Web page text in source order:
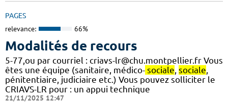
PAGES
relevance: 66%
Modalités de recours
5-77,ou par courriel : criavs-lr@chu.montpellier.fr Vous
êtes une équipe (sanitaire, médico- sociale sociale
pénitentiaire, judiciaire etc.) Vous pouvez solliciter le
CRIAVS-LR pour : un appui technique
21/11/2025 12:47